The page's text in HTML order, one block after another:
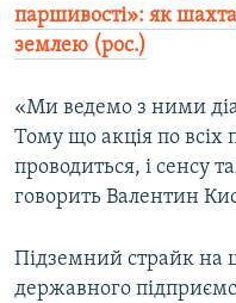
паршивості»: як
землею (рос.)
«Ми ведемо з ними
Тому що акція по всіх
проводиться, і сенсу
говорить Валентин
Підземний страйк на
державного